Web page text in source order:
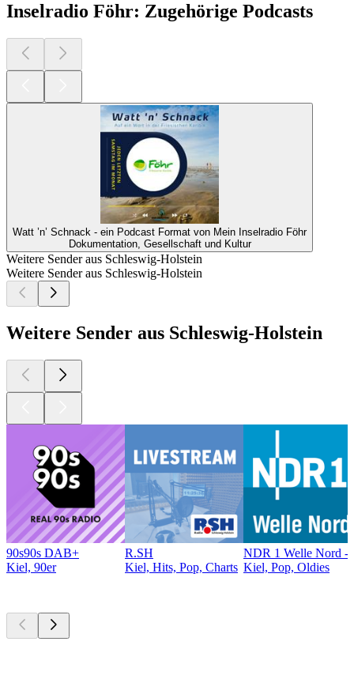
Inselradio Föhr: Zugehörige Podcasts
Watt ’n’ Schnack - ein Podcast Format von Mein Inselradio Föhr
Dokumentation, Gesellschaft und Kultur
Weitere Sender aus Schleswig-Holstein
Weitere Sender aus Schleswig-Holstein
Weitere Sender aus Schleswig-Holstein
90s90s DAB+
Kiel, 90er
R.SH
Kiel, Hits, Pop, Charts
NDR 1 Welle Nord -
Kiel, Pop, Oldies